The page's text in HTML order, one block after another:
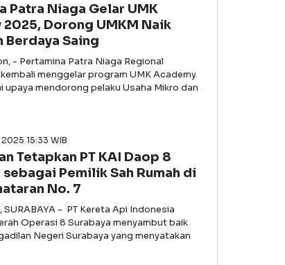
Patra Niaga Gelar UMK
2025, Dorong UMKM Naik
Berdaya Saing
- Pertamina Patra Niaga Regional
menggelar program UMK Academy
upaya mendorong pelaku Usaha Mikro dan
15:33 WIB
Tetapkan PT KAI Daop 8
sebagai Pemilik Sah Rumah di
No. 7
SURABAYA - PT Kereta Api Indonesia
Operasi 8 Surabaya menyambut baik
Negeri Surabaya yang menyatakan